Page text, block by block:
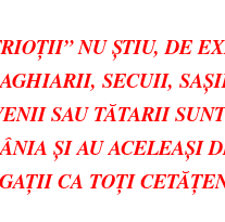
NU ȘTIU, DE
SECUII,
SAU TĂTARII
ȘI AU ACELEAȘI
CA TOȚI